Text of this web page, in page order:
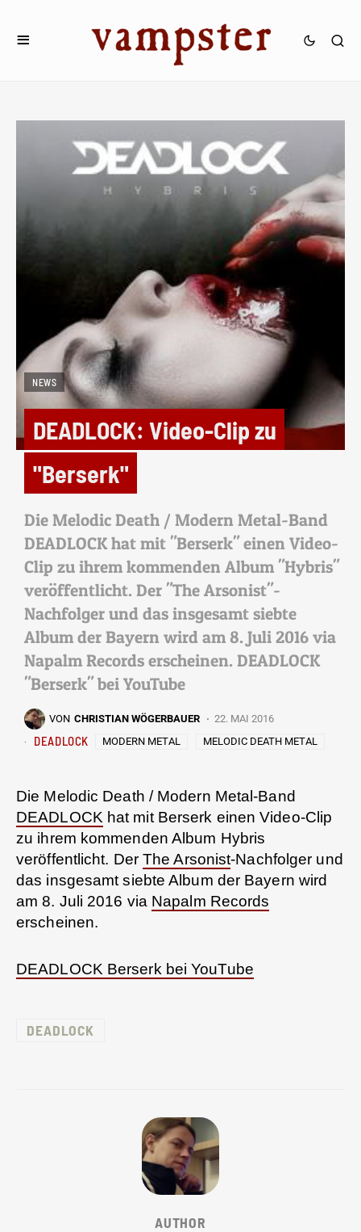
NEWS
DEADLOCK: Video-Clip zu
"Berserk"
Die Melodic Death / Modern Metal-Band
DEADLOCK hat mit "Berserk" einen Video-
Clip zu ihrem kommenden Album "Hybris"
veröffentlicht. Der "The Arsonist"-
Nachfolger und das insgesamt siebte
Album der Bayern wird am 8. Juli 2016 via
Napalm Records erscheinen. DEADLOCK
"Berserk" bei YouTube
VON CHRISTIAN WÖGERBAUER 22. MAI 2016
DEADLOCK MODERN METAL MELODIC DEATH METAL
Die Melodic Death / Modern Metal-Band
DEADLOCK hat mit Berserk einen Video-Clip
zu ihrem kommenden Album Hybris
veröffentlicht. Der The Arsonist-Nachfolger und
das insgesamt siebte Album der Bayern wird
am 8. Juli 2016 via Napalm Records
erscheinen.
DEADLOCK Berserk bei YouTube
DEADLOCK
AUTHOR